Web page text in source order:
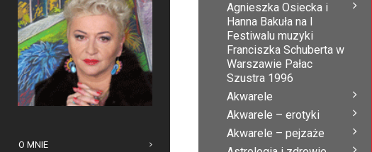
O MNIE
Agnieszka Osiecka i
Hanna Bakuła na I
Festiwalu muzyki
Franciszka Schuberta w
Warszawie Pałac
Szustra 1996
Akwarele
Akwarele – erotyki
Akwarele – pejzaże